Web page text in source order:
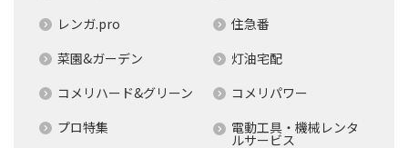
レンガ.pro
住急番
菜園&ガーデン
灯油宅配
コメリハード&グリーン
コメリパワー
プロ特集
電動工具・機械レンタ
ルサービス